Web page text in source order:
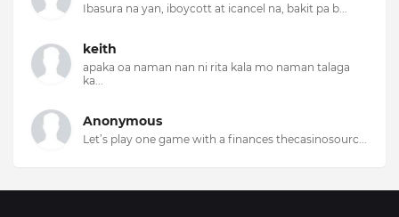
Ibasura na yan, iboycott at icancel na, bakit pa b...
keith
apaka oa naman nan ni rita kala mo naman talaga
ka...
Anonymous
Let’s play one game with a finances thecasinosourc...